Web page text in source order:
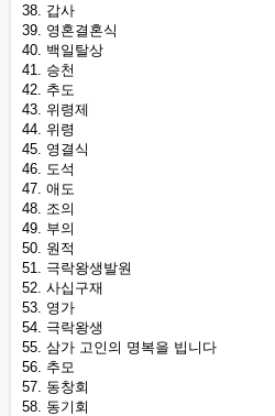
38. 갑사
39. 영혼결혼식
40. 백일탈상
41. 승천
42. 추도
43. 위령제
44. 위령
45. 영결식
46. 도석
47. 애도
48. 조의
49. 부의
50. 원적
51. 극락왕생발원
52. 사십구재
53. 영가
54. 극락왕생
55. 삼가 고인의 명복을 빕니다
56. 추모
57. 동창회
58. 동기회